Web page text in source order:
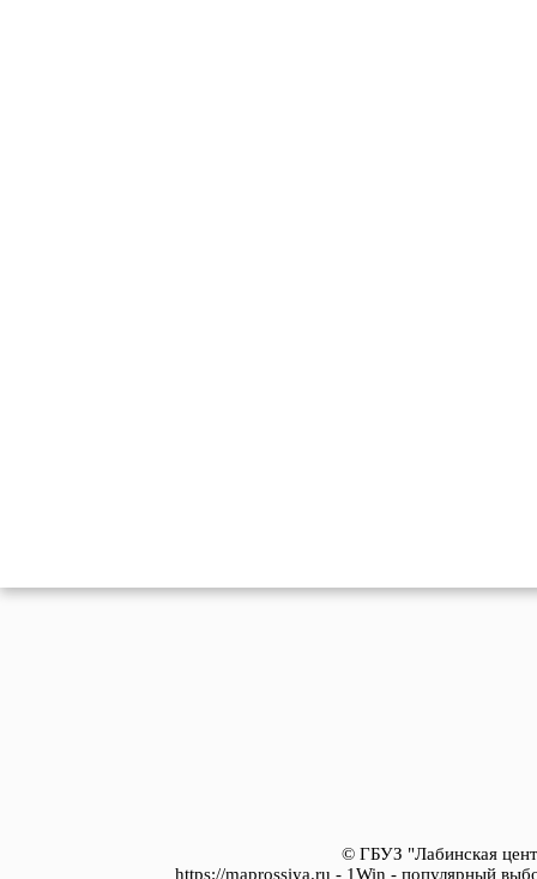
© ГБУЗ "Лабинская
https://maprossiya.ru - 1Win - популярный